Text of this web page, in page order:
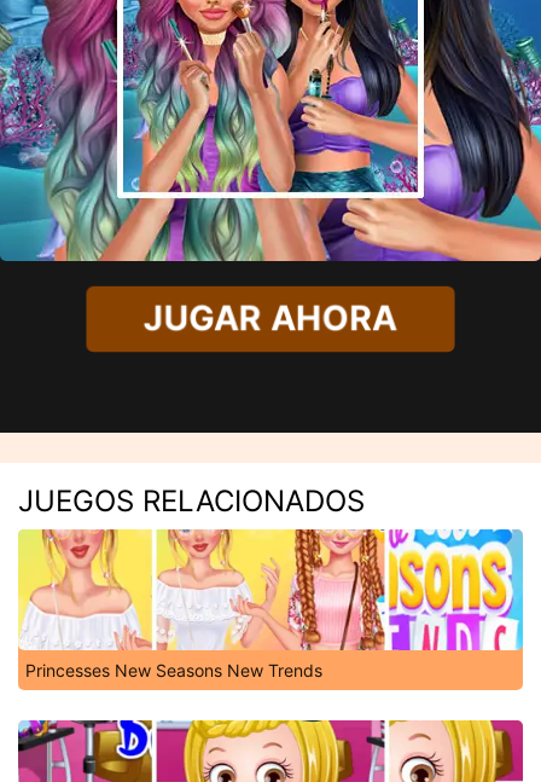
JUGAR AHORA
JUEGOS RELACIONADOS
Princesses New Seasons New Trends